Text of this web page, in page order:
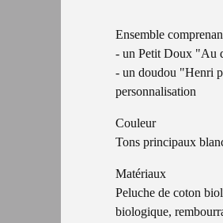
Ensemble
- un Petit Doux "Au
- un doudou "Henri
personnalisation
Couleur
Tons principaux
Matériaux
Peluche de coton
biologique,